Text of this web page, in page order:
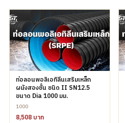
ท่อลอนพอลิเอทิลีนเสริมเหล็ก
ผนังสองชั้น ชนิด II SN12.5
ขนาด Dia 1000 มม.
1000
8,508 บาท